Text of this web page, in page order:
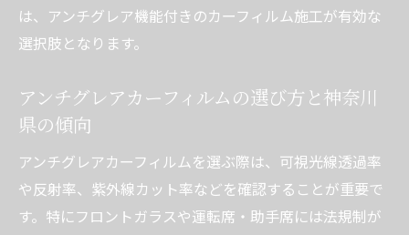
施工料金の違いや追加費用のポイントを解
カーフィルム剥がしや貼り替え時の注意点
とは
神奈川県でおすすめのカーフィルム施工費
用比較
カーフィルム施工時に発生する追加料金を
は、アンチグレア機能付きのカーフィルム施工が有効な
選択肢となります。
アンチグレアカーフィルムの選び方と神奈川
県の傾向
アンチグレアカーフィルムを選ぶ際は、可視光線透過率
や反射率、紫外線カット率などを確認することが重要で
す。特にフロントガラスや運転席・助手席には法規制が